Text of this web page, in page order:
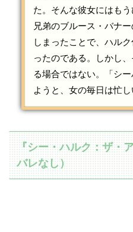
た。そんな彼女にはも
兄弟のブルース・バナ
しまったことで、ハル
ったのである。しかし
る場合ではない。「シ
ようと、女の毎日は忙し
『シー・ハルク：ザ・
バレなし）